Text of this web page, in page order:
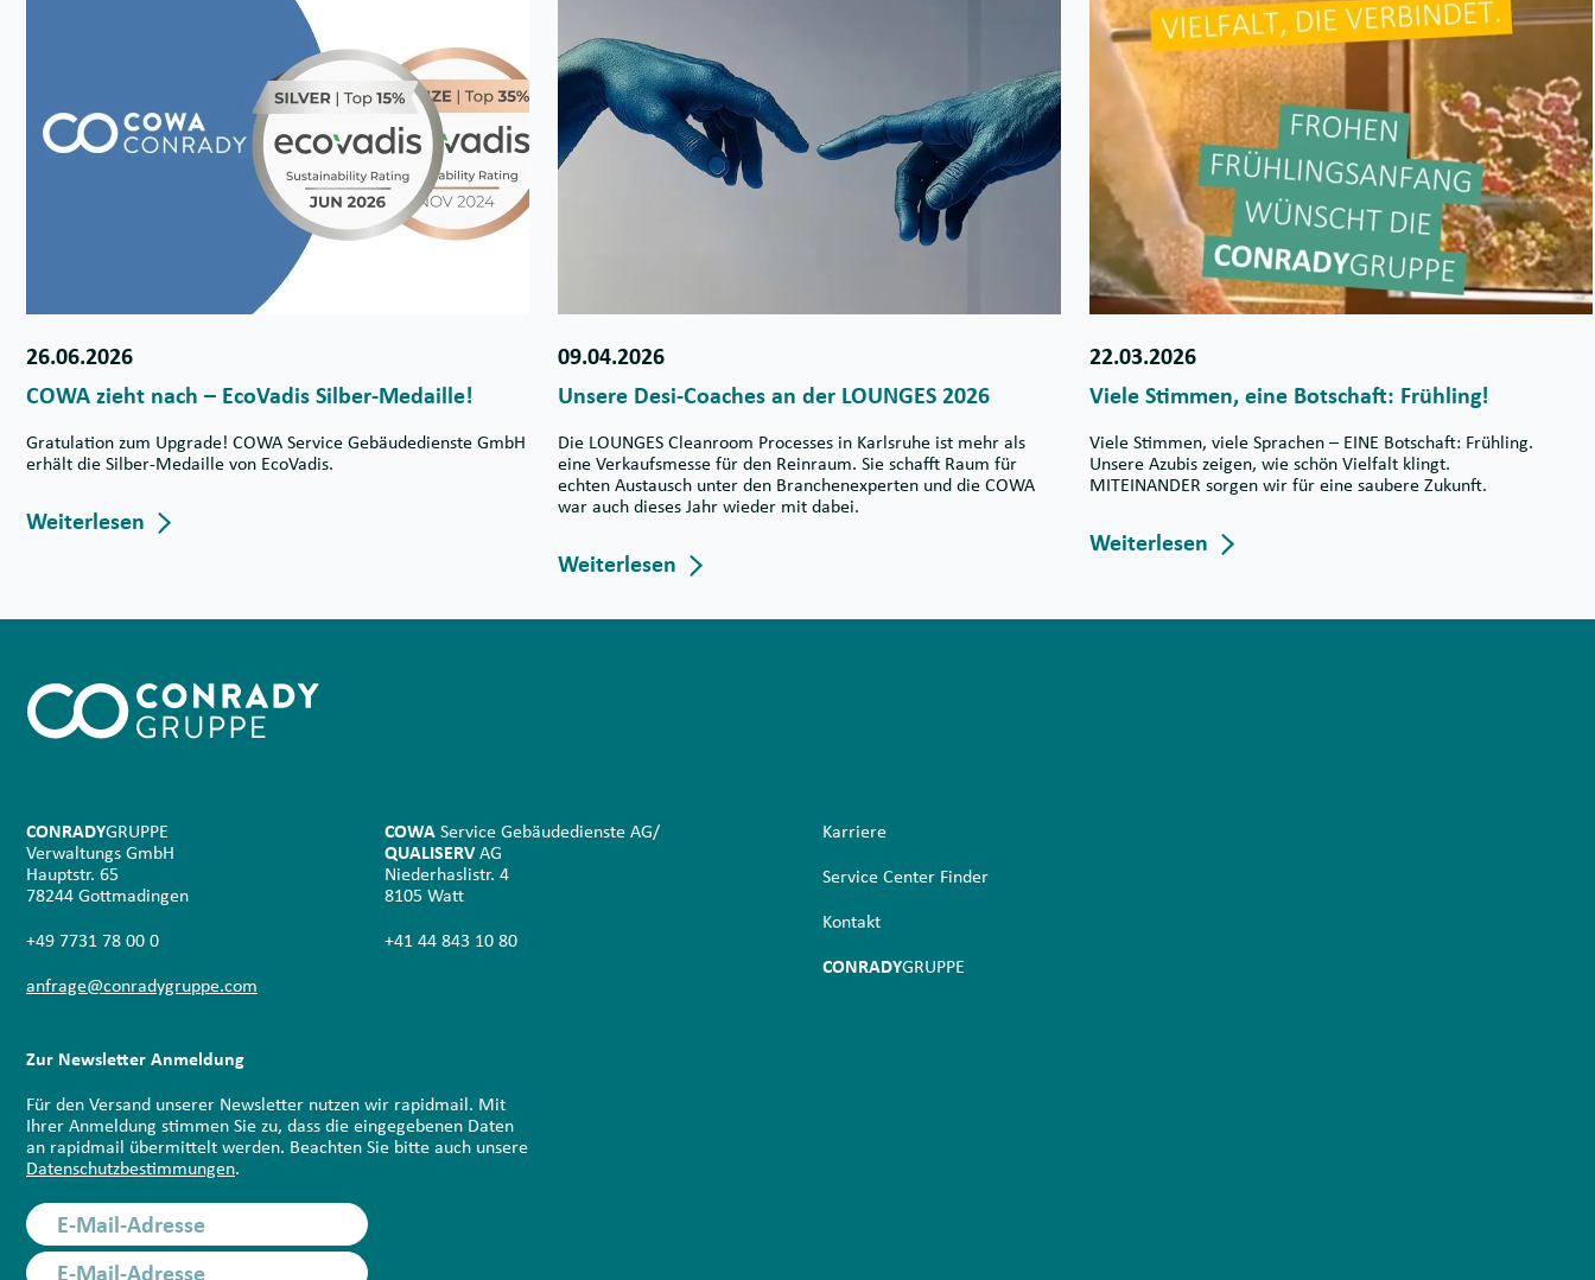
26.06.2026
COWA zieht nach – EcoVadis Silber-Medaille!
Gratulation zum Upgrade! COWA Service Gebäudedienste GmbH
erhält die Silber-Medaille von EcoVadis.
Weiterlesen
09.04.2026
Unsere Desi-Coaches an der LOUNGES 2026
Die LOUNGES Cleanroom Processes in Karlsruhe ist mehr als
eine Verkaufsmesse für den Reinraum. Sie schafft Raum für
echten Austausch unter den Branchenexperten und die COWA
war auch dieses Jahr wieder mit dabei.
Weiterlesen
22.03.2026
Viele Stimmen, eine Botschaft: Frühling!
Viele Stimmen, viele Sprachen – EINE Botschaft: Frühling.
Unsere Azubis zeigen, wie schön Vielfalt klingt.
MITEINANDER sorgen wir für eine saubere Zukunft.
Weiterlesen
CONRADYGRUPPE
Verwaltungs GmbH
Hauptstr. 65
78244 Gottmadingen
+49 7731 78 00 0
anfrage@conradygruppe.com
COWA Service Gebäudedienste AG/
QUALISERVAG
Niederhaslistr. 4
8105 Watt
+41 44 843 10 80
Karriere
Service Center Finder
Kontakt
CONRADYGRUPPE
Zur Newsletter Anmeldung
Für den Versand unserer Newsletter nutzen wir rapidmail. Mit
Ihrer Anmeldung stimmen Sie zu, dass die eingegebenen Daten
an rapidmail übermittelt werden. Beachten Sie bitte auch unsere
Datenschutzbestimmungen.
E-Mail-Adresse
Anmelden
E-Mail-Adresse